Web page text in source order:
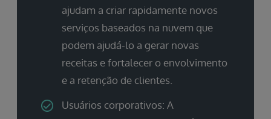
ajudam a criar rapidamente novos
serviços baseados na nuvem que
podem ajudá-lo a gerar novas
receitas e fortalecer o envolvimento
e a retenção de clientes.
Usuários corporativos: A